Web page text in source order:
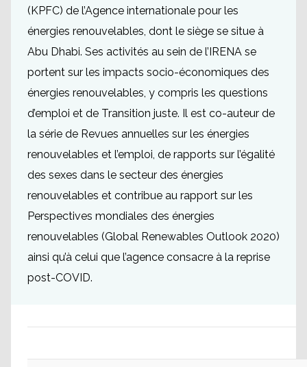
(KPFC) de l’Agence internationale pour les
énergies renouvelables, dont le siège se situe à
Abu Dhabi. Ses activités au sein de l’IRENA se
portent sur les impacts socio-économiques des
énergies renouvelables, y compris les questions
d’emploi et de Transition juste. Il est co-auteur de
la série de Revues annuelles sur les énergies
renouvelables et l’emploi, de rapports sur l’égalité
des sexes dans le secteur des énergies
renouvelables et contribue au rapport sur les
Perspectives mondiales des énergies
renouvelables (Global Renewables Outlook 2020)
ainsi qu’à celui que l’agence consacre à la reprise
post-COVID.